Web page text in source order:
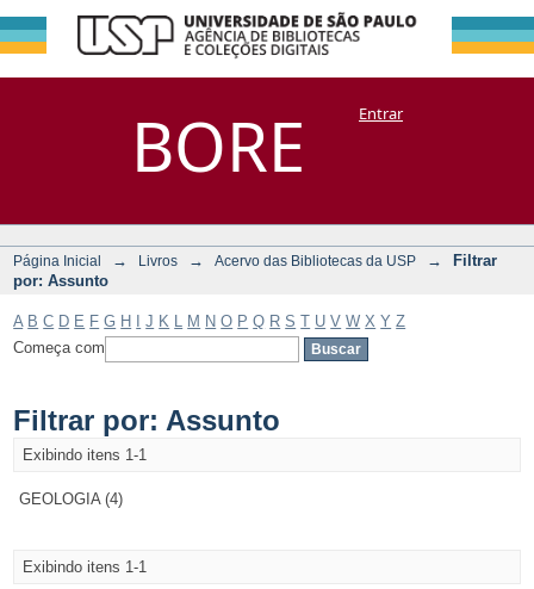
BORE
Filtrar por:
Assunto
DSpace/Manakin + CoriscoEntrar
Página Inicial → Livros → Acervo das Bibliotecas da USP →
Filtrar
por: Assunto
A B C D E F G H J K M N O P Q R S T U V W X Y Z
Começa com
Filtrar por: Assunto
Exibindo itens 1-1
GEOLOGIA (4)
Exibindo itens 1-1